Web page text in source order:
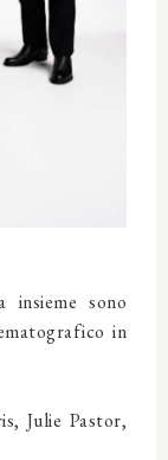
insieme sono
in
Julie Pastor,